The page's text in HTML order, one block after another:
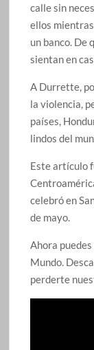
calle sin
ellos
un banco. De
sientan en
A Durrette,
la violencia,
países,
lindos del
Este artículo
celebró en
de mayo.
Ahora
Mundo.
perderte